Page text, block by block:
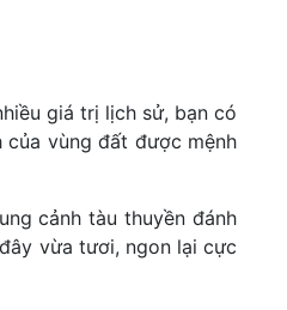
giá trị lịch sử, bạn có
vùng đất được mệnh
cảnh tàu thuyền đánh
vừa tươi, ngon lại cực